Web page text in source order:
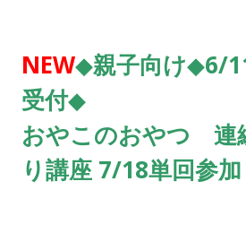
NEW◆親子向け◆6/
受付◆
おやこのおやつ 連
り講座 7/18単回参加